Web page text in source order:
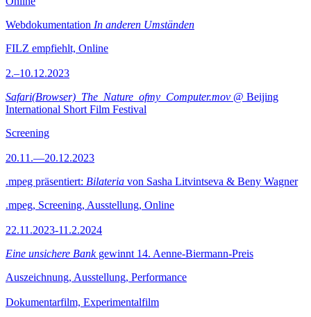
Webdokumentation In anderen Umständen
FILZ empfiehlt, Online
2.–10.12.2023
Safari(Browser)_The_Nature_ofmy_Computer.mov @ Beijing
International Short Film Festival
Screening
20.11.—20.12.2023
.mpeg präsentiert: Bilateria von Sasha Litvintseva & Beny Wagner
.mpeg, Screening, Ausstellung, Online
22.11.2023-11.2.2024
Eine unsichere Bankgewinnt 14. Aenne-Biermann-Preis
Auszeichnung, Ausstellung, Performance
Dokumentarfilm, Experimentalfilm